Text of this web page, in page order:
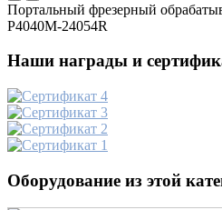
Портальный фрезерный
P4040M-24054R
Наши награды и
Оборудование из этой